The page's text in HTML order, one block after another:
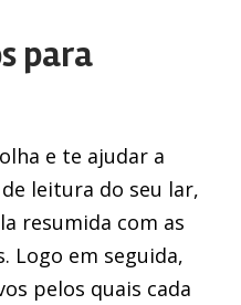
para
e te ajudar a
leitura do seu lar,
resumida com as
Logo em seguida,
pelos quais cada